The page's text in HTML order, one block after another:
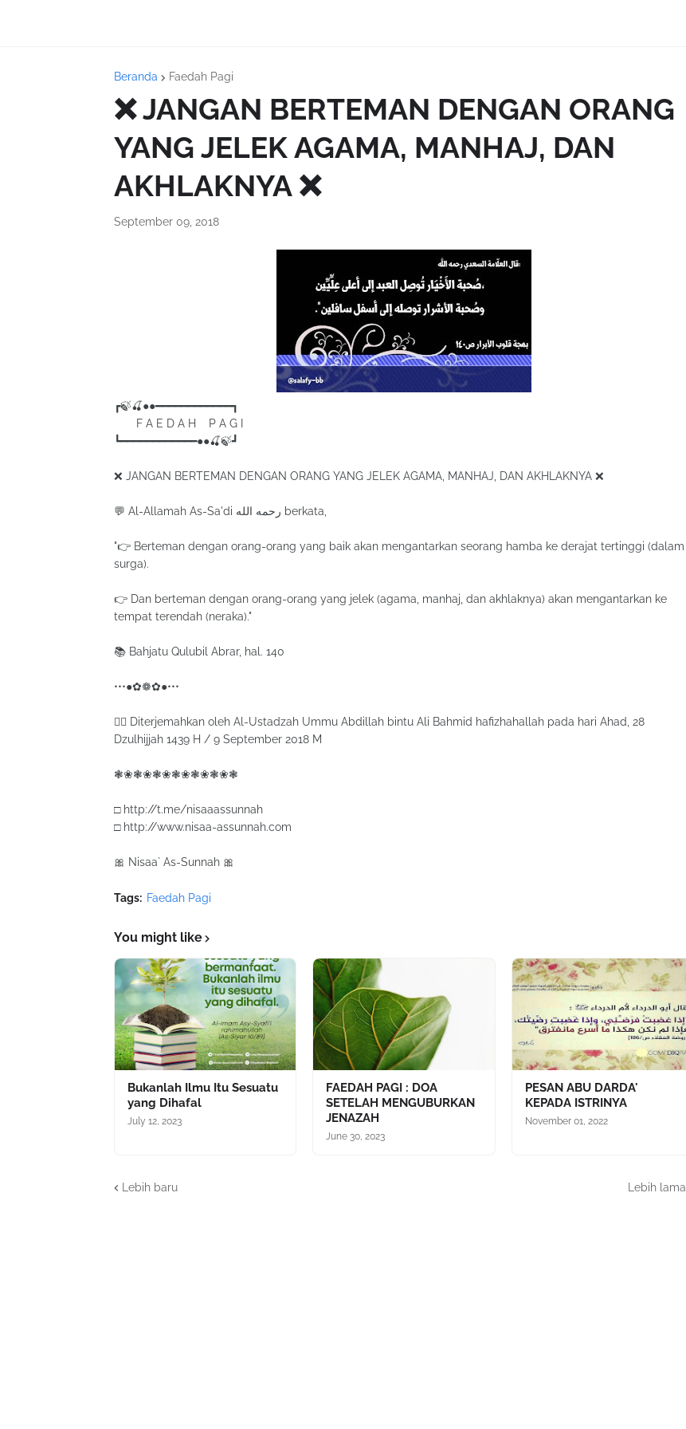
Beranda Faedah Pagi
❌ JANGAN BERTEMAN DENGAN ORANG
YANG JELEK AGAMA, MANHAJ, DAN
AKHLAKNYA ❌
September 09, 2018
┏🍃🍒●●━━━━━━━━━━━━┓
F A E D A H P A G I
┗━━━━━━━━━━━━●●🍒🍃┛
❌ JANGAN BERTEMAN DENGAN ORANG YANG JELEK AGAMA, MANHAJ, DAN AKHLAKNYA ❌
💬 Al-Allamah As-Sa'di رحمه الله berkata,
"👉 Berteman dengan orang-orang yang baik akan mengantarkan seorang hamba ke derajat tertinggi (dalam
surga).
👉 Dan berteman dengan orang-orang yang jelek (agama, manhaj, dan akhlaknya) akan mengantarkan ke
tempat terendah (neraka)."
📚 Bahjatu Qulubil Abrar, hal. 140
•••●✿❁✿●•••
✍🏼 Diterjemahkan oleh Al-Ustadzah Ummu Abdillah bintu Ali Bahmid hafizhahallah pada hari Ahad, 28
Dzulhijjah 1439 H / 9 September 2018 M
❃❀❃❀❃❀❃❀❃❀❃❀❃
□ http://t.me/nisaaassunnah
□ http://www.nisaa-assunnah.com
🎀 Nisaa` As-Sunnah 🎀
Tags: Faedah Pagi
You might like
Bukanlah Ilmu Itu Sesuatu
yang Dihafal
July 12, 2023
FAEDAH PAGI : DOA
SETELAH MENGUBURKAN
JENAZAH
June 30, 2023
PESAN ABU DARDA'
KEPADA ISTRINYA
November 01, 2022
Lebih baru Lebih lama